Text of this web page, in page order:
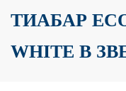
ТИАБАР
WHITE В